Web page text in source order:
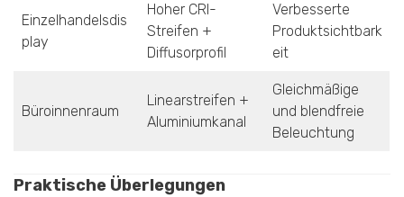
Einzelhandelsdis
play
Hoher CRI-
Streifen +
Diffusorprofil
Verbesserte
Produktsichtbark
eit
Büroinnenraum
Linearstreifen +
Aluminiumkanal
Gleichmäßige
und blendfreie
Beleuchtung
Praktische Überlegungen